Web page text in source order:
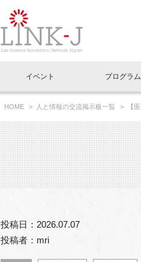
イベントお知らせメール登録
イベント
イベント一覧
LINK-J主催・共催
LINK-J協賛・協力
プログラム
Out of Box相談室
インタビュー・コラム一覧
スペシャルインタビュー
連載コラム
ニュース一覧
トピック
メディア情報
協賛・協力
理事長挨拶
国内外連携
組織概要
特別会員一覧
専用メニューはこちら
ラウンジ・会議室
アクセス
HOME 人と情報の交流掲示板一覧 【
投稿日：2026.07.07
投稿者：mri